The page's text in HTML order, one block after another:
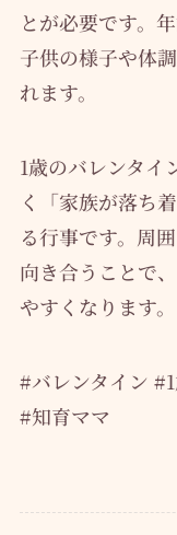
とが必要です。
子供の様子や体
れます。
1歳のバレンタイ
く「家族が落ち
る行事です。周
向き合うことで
やすくなります。
#バレンタイン
#知育ママ